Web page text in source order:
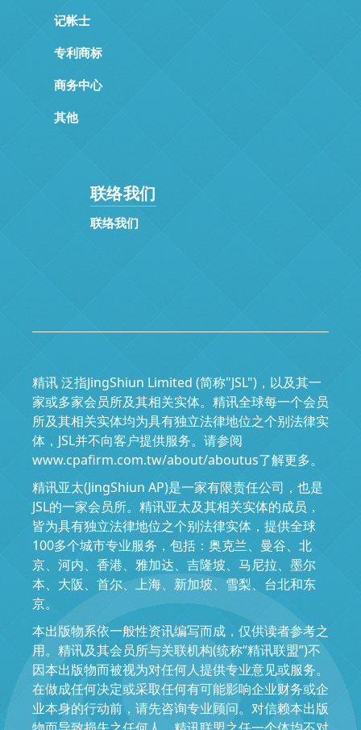
记帐士
专利商标
商务中心
其他
联络我们
联络我们
精讯 泛指JingShiun Limited (简称"JSL")，以及其一
家或多家会员所及其相关实体。精讯全球每一个会员
所及其相关实体均为具有独立法律地位之个别法律实
体，JSL并不向客户提供服务。请参阅
www.cpafirm.com.tw/about/aboutus了解更多。
精讯亚太(JingShiun AP)是一家有限责任公司，也是
JSL的一家会员所。精讯亚太及其相关实体的成员，
皆为具有独立法律地位之个别法律实体，提供全球
100多个城市专业服务，包括：奥克兰、曼谷、北
京、河内、香港、雅加达、吉隆坡、马尼拉、墨尔
本、大阪、首尔、上海、新加坡、雪梨、台北和东
京。
本出版物系依一般性资讯编写而成，仅供读者参考之
用。精讯及其会员所与关联机构(统称“精讯联盟”)不
因本出版物而被视为对任何人提供专业意见或服务。
在做成任何决定或采取任何有可能影响企业财务或企
业本身的行动前，请先咨询专业顾问。对信赖本出版